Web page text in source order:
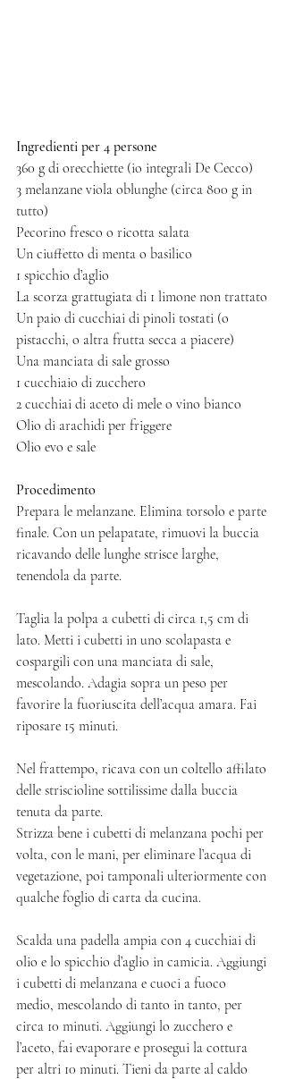
Ingredienti per 4 persone
360 g di orecchiette (io integrali De Cecco)
3 melanzane viola oblunghe (circa 800 g in
tutto)
Pecorino fresco o ricotta salata
Un ciuffetto di menta o basilico
1 spicchio d’aglio
La scorza grattugiata di 1 limone non trattato
Un paio di cucchiai di pinoli tostati (o
pistacchi, o altra frutta secca a piacere)
Una manciata di sale grosso
1 cucchiaio di zucchero
2 cucchiai di aceto di mele o vino bianco
Olio di arachidi per friggere
Olio evo e sale
Procedimento
Prepara le melanzane. Elimina torsolo e parte
finale. Con un pelapatate, rimuovi la buccia
ricavando delle lunghe strisce larghe,
tenendola da parte.
Taglia la polpa a cubetti di circa 1,5 cm di
lato. Metti i cubetti in uno scolapasta e
cospargili con una manciata di sale,
mescolando. Adagia sopra un peso per
favorire la fuoriuscita dell’acqua amara. Fai
riposare 15 minuti.
Nel frattempo, ricava con un coltello affilato
delle striscioline sottilissime dalla buccia
tenuta da parte.
Strizza bene i cubetti di melanzana pochi per
volta, con le mani, per eliminare l’acqua di
vegetazione, poi tamponali ulteriormente con
qualche foglio di carta da cucina.
Scalda una padella ampia con 4 cucchiai di
olio e lo spicchio d’aglio in camicia. Aggiungi
i cubetti di melanzana e cuoci a fuoco
medio, mescolando di tanto in tanto, per
circa 10 minuti. Aggiungi lo zucchero e
l’aceto, fai evaporare e prosegui la cottura
per altri 10 minuti. Tieni da parte al caldo